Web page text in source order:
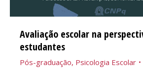
Avaliação escolar na
estudantes
Pós-graduação, Psicologia Escolar